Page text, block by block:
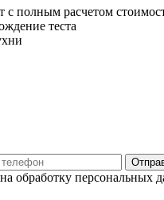
с полным расчетом
теста
обработку персональных